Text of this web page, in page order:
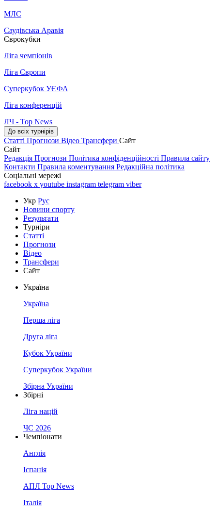
МЛС
Саудівська Аравія
Єврокубки
Ліга чемпіонів
Ліга Європи
Суперкубок УЄФА
Ліга конференцій
ЛЧ - Top News
До всіх турнірів
Статті Прогнози Відео Трансфери Сайт
Сайт
Редакція Прогнози Політика конфіденційності Правила сайту
Контакти Правила коментування Редакційна політика
Соціальні мережі
facebook x youtube instagram telegram viber
Укр Рус
Новини спорту
Результати
Турніри
Статті
Прогнози
Відео
Трансфери
Сайт
Україна
Україна
Перша ліга
Друга ліга
Кубок України
Суперкубок України
Збірна України
Збірні
Ліга націй
ЧС 2026
Чемпіонати
Англія
Іспанія
АПЛ Top News
Італія